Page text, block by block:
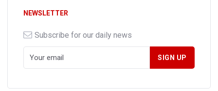
NEWSLETTER
Subscribe for our daily news